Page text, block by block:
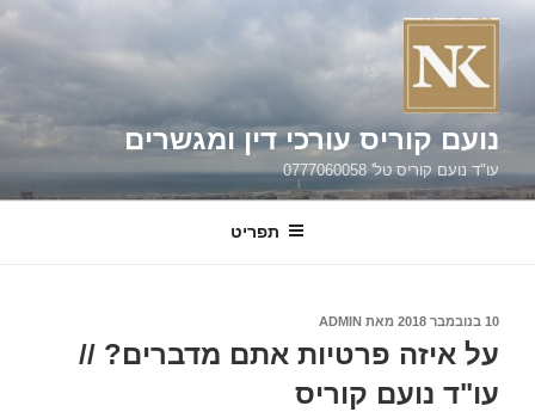
דילוג
נועם קוריס עורכי דין ומגשרים
עו"ד נועם קוריס טל' 0777060058
תפריט
פורסם
10 בנובמבר 2018 מאת ADMIN
על איזה פרטיות אתם מדברים? //
עו"ד נועם קוריס